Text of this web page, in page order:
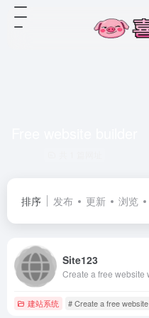
排序 发布 更新 浏览
Site123
建站系统 # Create a free website